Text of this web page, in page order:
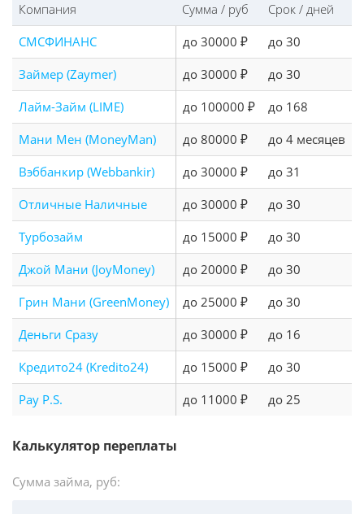
Компания Сумма / руб Срок / дней
СМСФИНАНС
до 30000 ₽ до 30
Займер (Zaymer)
до 30000 ₽ до 30
Лайм-Займ (LIME)
до 100000 ₽ до 168
Мани Мен (MoneyMan)
до 80000 ₽ до 4 месяцев
Вэббанкир (Webbankir)
до 30000 ₽ до 31
Отличные Наличные
до 30000 ₽ до 30
Турбозайм
до 15000 ₽ до 30
Джой Мани (JoyMoney)
до 20000 ₽ до 30
Грин Мани (GreenMoney)
до 25000 ₽ до 30
Деньги Сразу
до 30000 ₽ до 16
Кредито24 (Kredito24)
до 15000 ₽ до 30
Pay P.S.
до 11000 ₽ до 25
Калькулятор переплаты
Сумма займа, руб: